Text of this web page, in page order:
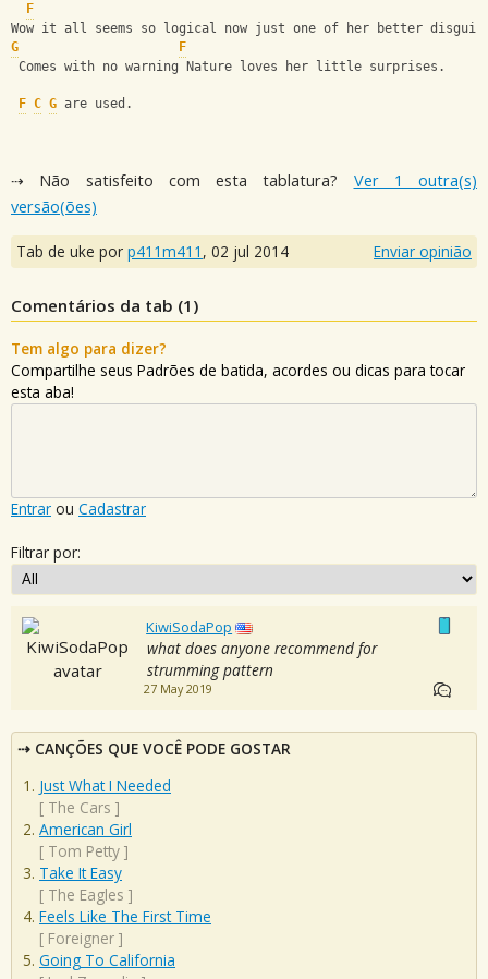
F
Wow it all seems so logical now just one of her better
G
F
Comes with no warning Nature loves her little surprises.
F C G are used.
⇢ Não satisfeito com esta tablatura? Ver 1 outra(s)
versão(ões)
Tab de uke por p411m411 , 02 jul 2014 Enviar opinião
Comentários da tab (1 )
Tem algo para dizer?
Compartilhe seus Padrões de batida, acordes ou dicas para tocar
esta aba!
Entrar ou Cadastrar
Filtrar por:
KiwiSodaPop
what does anyone recommend for
strumming pattern
27 May 2019
CANÇÕES QUE VOCÊ PODE GOSTAR
Just What I Needed
[ The Cars ]
American Girl
[ Tom Petty ]
Take It Easy
[ The Eagles ]
Feels Like The First Time
[ Foreigner ]
Going To California